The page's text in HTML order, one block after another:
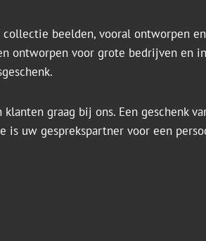
beelden, vooral ontworpen
ontworpen voor grote bedrijven en
graag bij ons. Een geschenk
uw gesprekspartner voor een